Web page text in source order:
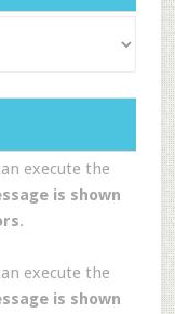
execute the
is shown
.
execute the
is shown